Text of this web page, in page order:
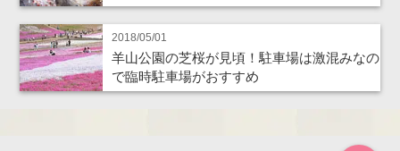
2018/05/01
羊山公園の芝桜が見頃！駐車場は激混みなの
で臨時駐車場がおすすめ